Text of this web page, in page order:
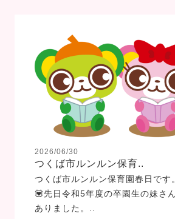
2026/06/30
つくば市ルンルン保育..
つくば市ルンルン保育園春日です
💟先日令和5年度の卒園生の妹さ
ありました。..